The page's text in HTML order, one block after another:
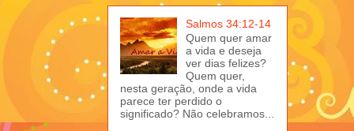
Salmos 34:12-14
Quem quer amar
a vida e deseja
ver dias felizes?
Quem quer,
nesta geração, onde a vida
parece ter perdido o
significado? Não celebramos...